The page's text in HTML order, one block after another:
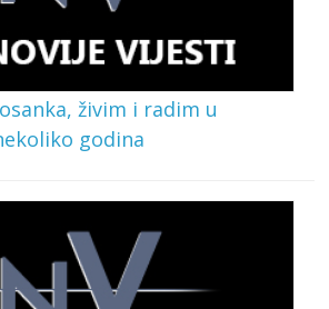
živim i radim u
godina